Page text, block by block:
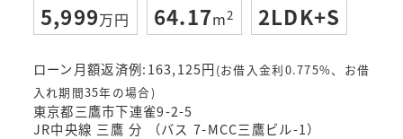
5,999万円 64.17m2 2LDK+S
ローン月額返済例:163,125円(お借入金利0.775%、お借
入れ期間35年の場合)
東京都三鷹市下連雀9-2-5
JR中央線 三鷹 分 （バス 7-MCC三鷹ビル-1）